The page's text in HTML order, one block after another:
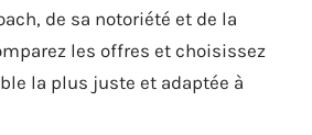
de sa notoriété et de la
les offres et choisissez
la plus juste et adaptée à